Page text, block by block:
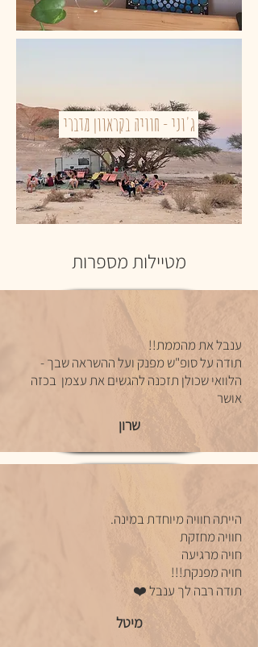
ג'וני - חוויה בקראוון מדברי
מטיילות מספרות
ענבל את מהממת!!
תודה על סופ"ש מפנק ועל ההשראה שבך -
הלוואי שכולן תזכנה להגשים את עצמן בכזה
אושר
שרון
הייתה חוויה מיוחדת במינה.
חוויה מחזקת
חויה מרגיעה
חויה מפנקת!!!
תודה רבה לך ענבל ❤️
מיטל